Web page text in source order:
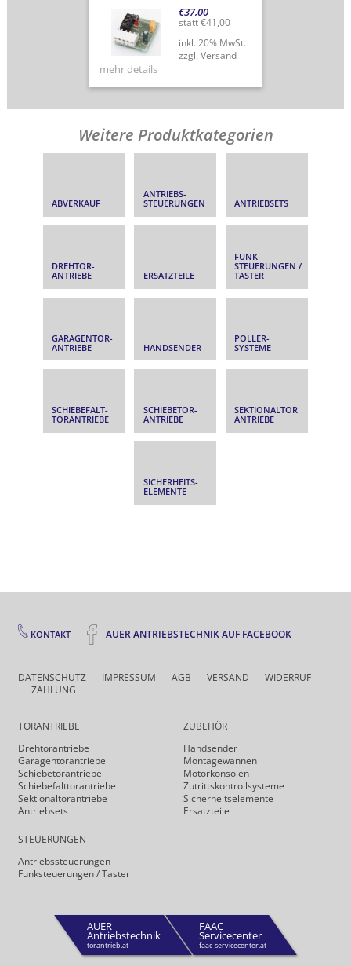
€37,00
statt€41,00
inkl. 20% MwSt.
zzgl. Versand
mehr details
Weitere Produktkategorien
ABVERKAUF
ANTRIEBS­
STEUERUNGEN
ANTRIEBSETS
DREHTOR­
ANTRIEBE
ERSATZTEILE
FUNK­
STEUERUNGEN /
TASTER
GARAGENTOR­
ANTRIEBE
HANDSENDER
POLLER­
SYSTEME
SCHIEBEFALT­
TORANTRIEBE
SCHIEBETOR­
ANTRIEBE
SEKTIONALTOR
ANTRIEBE
SICHERHEITS­
ELEMENTE
KONTAKT AUER ANTRIEBSTECHNIK AUF FACEBOOK
DATENSCHUTZ IMPRESSUM AGB VERSAND
WIDERRUF
ZAHLUNG
TORANTRIEBE
Drehtor­antriebe
Garagentorantriebe
Schiebetorantriebe
Schiebefalt­torantriebe
Sektionaltorantriebe
Antriebsets
STEUERUNGEN
Antriebs­steuerungen
Funk­steuerungen / Taster
ZUBEHÖR
Handsender
Montagewannen
Motorkonsolen
Zutrittskontrollsysteme
Sicherheits­elemente
Ersatzteile
AUER
Antriebstechnik
torantrieb.at
FAAC
Servicecenter
faac-servicecenter.at